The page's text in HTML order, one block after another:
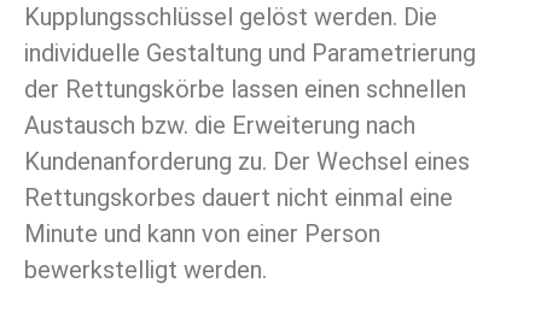
Kupplungsschlüssel gelöst werden. Die
individuelle Gestaltung und Parametrierung
der Rettungskörbe lassen einen schnellen
Austausch bzw. die Erweiterung nach
Kundenanforderung zu. Der Wechsel eines
Rettungskorbes dauert nicht einmal eine
Minute und kann von einer Person
bewerkstelligt werden.